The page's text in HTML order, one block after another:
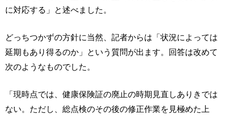
に対応する」と述べました。
どっちつかずの方針に当然、記者からは「状況によっては
延期もあり得るのか」という質問が出ます。回答は改めて
次のようなものでした。
「現時点では、健康保険証の廃止の時期見直しありきでは
ない。ただし、総点検のその後の修正作業を見極めた上